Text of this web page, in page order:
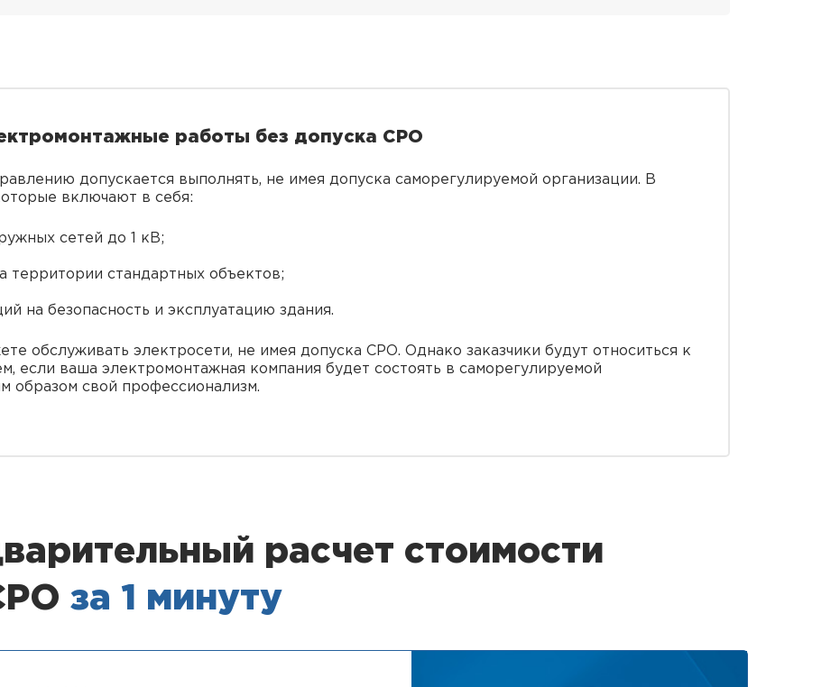
работы без допуска СРО
допускается выполнять, не имея допуска саморегулируемой организации. В
включают в себя:
сетей до 1 кВ;
территории стандартных объектов;
на безопасность и эксплуатацию здания.
обслуживать электросети, не имея допуска СРО. Однако заказчики будут относиться к
если ваша электромонтажная компания будет состоять в саморегулируемой
образом свой профессионализм.
расчет стоимости
за 1 минуту